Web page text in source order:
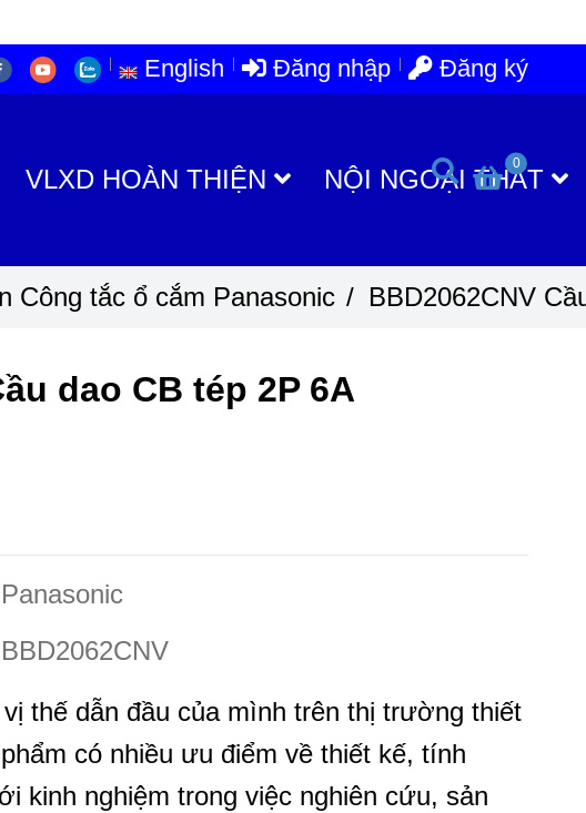
English Đăng nhập Đăng ký
0
VLXD HOÀN THIỆN NỘI NGOẠI THẤT
Công tắc ổ cắm Panasonic / BBD2062CNV
dao CB tép 2P 6A
Panasonic
BBD2062CNV
thế dẫn đầu của mình trên thị trường thiết
có nhiều ưu điểm về thiết kế, tính
kinh nghiệm trong việc nghiên cứu, sản